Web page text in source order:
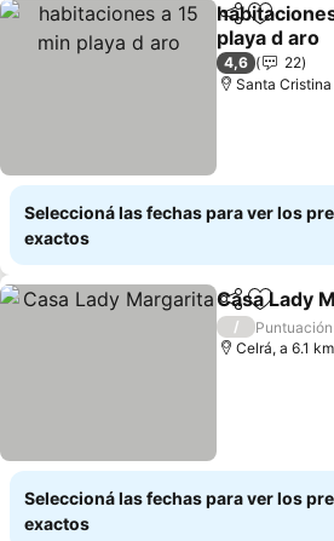
Compartir
Añadir
playa d aro
4,6
22
Santa Cristina
Seleccioná las fechas para ver los
exactos
Compartir
Añadir
Casa Lady
/
Celrá, a 6.1
Seleccioná las fechas para ver los
exactos